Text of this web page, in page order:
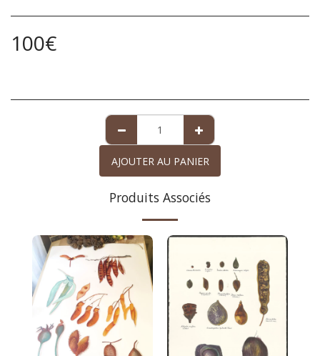
100€
AJOUTER AU PANIER
Produits Associés